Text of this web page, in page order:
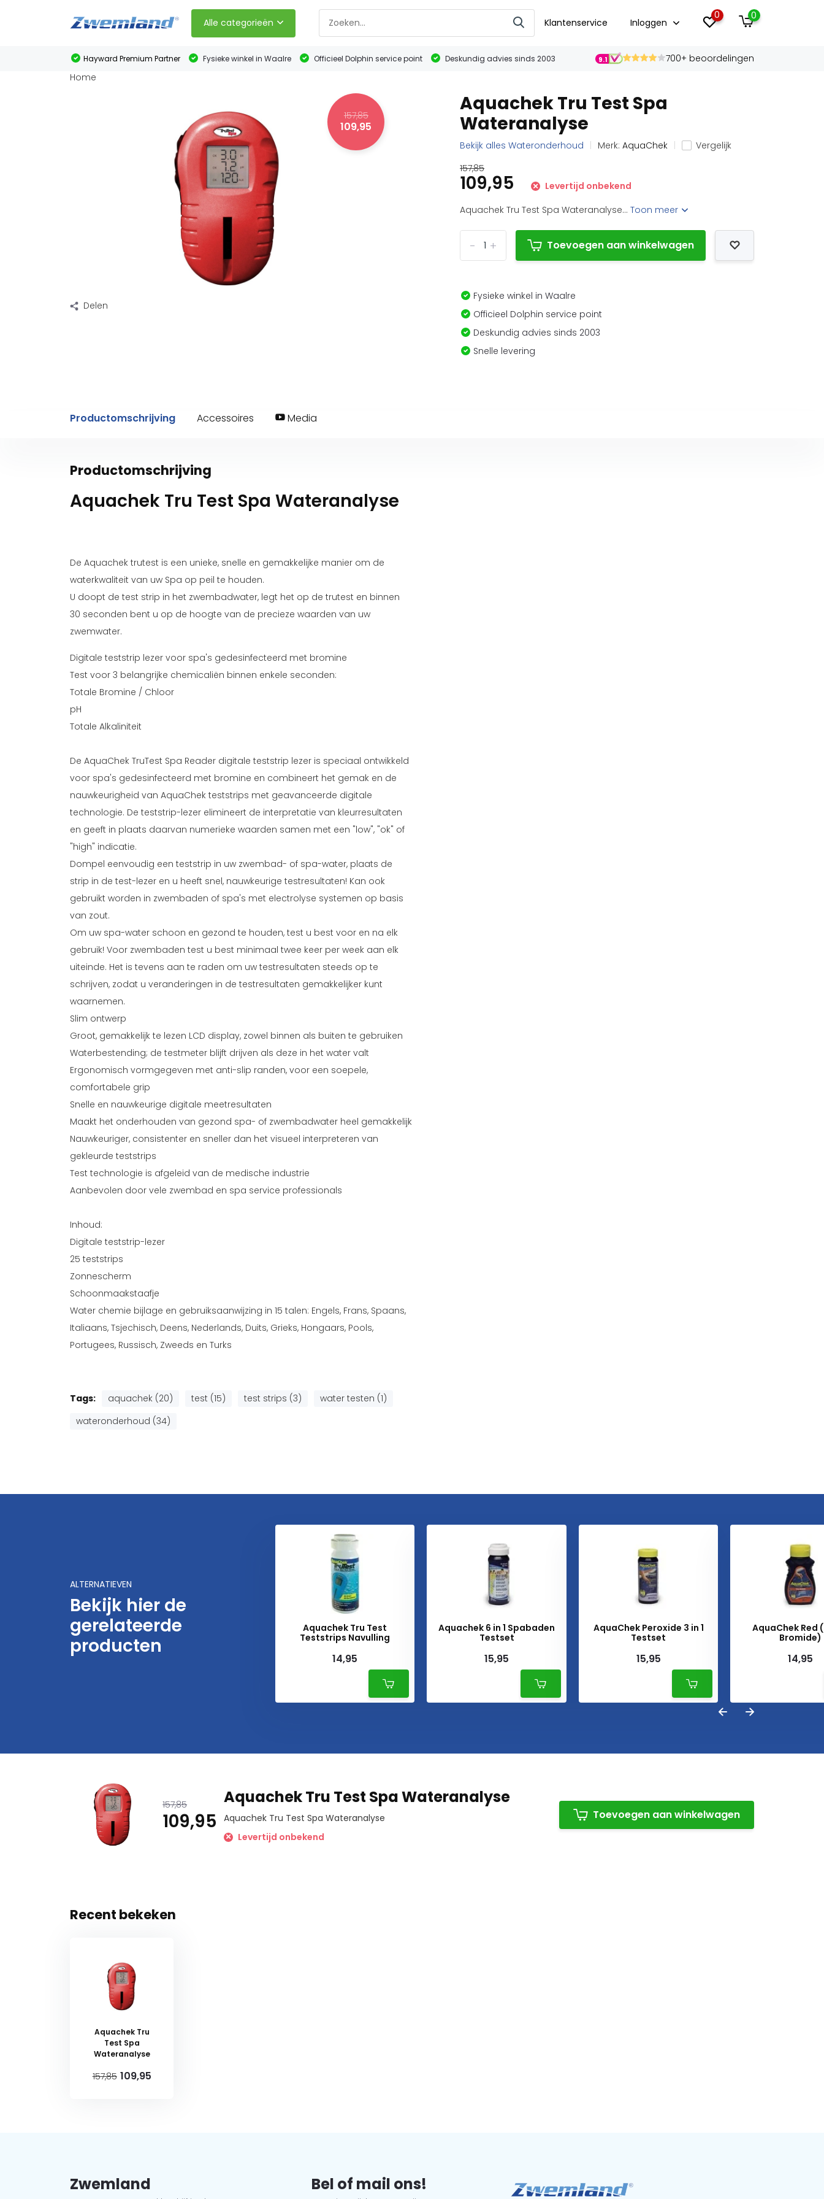
Alle categorieën Klantenservice Inloggen
0 0
Hayward Premium Partner Fysieke winkel in Waalre Officieel Dolphin service point Deskundig advies sinds 2003 9.1
700+ beoordelingen
Home
157,85
109,95
Delen
Aquachek Tru Test Spa
Wateranalyse
Bekijk alles Wateronderhoud Merk:AquaChek
Vergelijk
157,85
109,95
Levertijd onbekend
Aquachek Tru Test Spa Wateranalyse...Toon meer
+
- Toevoegen aan winkelwagen
Fysieke winkel in Waalre
Officieel Dolphin service point
Deskundig advies sinds 2003
Snelle levering
Productomschrijving Accessoires Media
Productomschrijving
Aquachek Tru Test Spa Wateranalyse
De Aquachek trutest is een unieke, snelle en gemakkelijke manier om de
waterkwaliteit van uw Spa op peil te houden.
U doopt de test strip in het zwembadwater, legt het op de trutest en binnen
30 seconden bent u op de hoogte van de precieze waarden van uw
zwemwater.
Digitale teststrip lezer voor spa's gedesinfecteerd met bromine
Test voor 3 belangrijke chemicaliën binnen enkele seconden:
Totale Bromine / Chloor
pH
Totale Alkaliniteit
De AquaChek TruTest Spa Reader digitale teststrip lezer is speciaal ontwikkeld
voor spa's gedesinfecteerd met bromine en combineert het gemak en de
nauwkeurigheid van AquaChek teststrips met geavanceerde digitale
technologie. De teststrip-lezer elimineert de interpretatie van kleurresultaten
en geeft in plaats daarvan numerieke waarden samen met een "low", "ok" of
"high" indicatie.
Dompel eenvoudig een teststrip in uw zwembad- of spa-water, plaats de
strip in de test-lezer en u heeft snel, nauwkeurige testresultaten! Kan ook
gebruikt worden in zwembaden of spa's met electrolyse systemen op basis
van zout.
Om uw spa-water schoon en gezond te houden, test u best voor en na elk
gebruik! Voor zwembaden test u best minimaal twee keer per week aan elk
uiteinde. Het is tevens aan te raden om uw testresultaten steeds op te
schrijven, zodat u veranderingen in de testresultaten gemakkelijker kunt
waarnemen.
Slim ontwerp
Groot, gemakkelijk te lezen LCD display, zowel binnen als buiten te gebruiken
Waterbestending; de testmeter blijft drijven als deze in het water valt
Ergonomisch vormgegeven met anti-slip randen, voor een soepele,
comfortabele grip
Snelle en nauwkeurige digitale meetresultaten
Maakt het onderhouden van gezond spa- of zwembadwater heel gemakkelijk
Nauwkeuriger, consistenter en sneller dan het visueel interpreteren van
gekleurde teststrips
Test technologie is afgeleid van de medische industrie
Aanbevolen door vele zwembad en spa service professionals
Inhoud:
Digitale teststrip-lezer
25 teststrips
Zonnescherm
Schoonmaakstaafje
Water chemie bijlage en gebruiksaanwijzing in 15 talen: Engels, Frans, Spaans,
Italiaans, Tsjechisch, Deens, Nederlands, Duits, Grieks, Hongaars, Pools,
Portugees, Russisch, Zweeds en Turks
Tags: aquachek (20) test (15) test strips (3)
water testen (1)
wateronderhoud (34)
ALTERNATIEVEN
Bekijk hier de
gerelateerde
producten
Red (Total
AquaChek Test & Treat
Aquachek Tru Test
Teststrips Navulling
14,95
Aquachek 6 in 1 Spabaden
Testset
15,95
AquaChek Peroxide 3 in 1
Testset
15,95
AquaChek Red
Bromide)
14,95
157,85
109,95
Aquachek Tru Test Spa Wateranalyse
Aquachek Tru Test Spa Wateranalyse
Levertijd onbekend
Toevoegen aan winkelwagen
Recent bekeken
Aquachek Tru
Test Spa
Wateranalyse
157,85 109,95
Zwemland Bel of mail ons!